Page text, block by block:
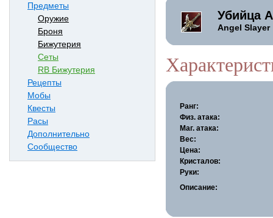
Предметы
Оружие
Броня
Бижутерия
Сеты
RB Бижутерия
Рецепты
Мобы
Квесты
Расы
Дополнительно
Сообщество
Убийца
Angel Slayer
Ранг:
Физ. атака:
Маг. атака:
Вес:
Цена:
Кристалов:
Руки:
Описание: